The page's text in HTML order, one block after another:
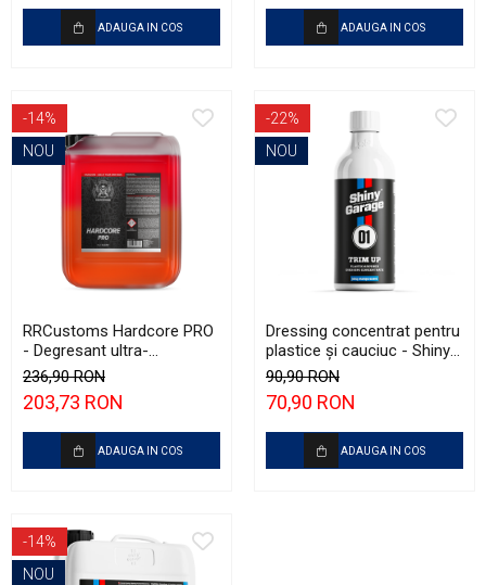
ADAUGA IN COS ADAUGA IN COS
-14%
NOU
RRCustoms Hardcore PRO
- Degresant ultra-
concentrat pentru motor și
șasiu (5L)
236,90 RON
203,73 RON
ADAUGA IN COS
-22%
NOU
Dressing concentrat pentru
plastice şi cauciuc - Shiny
Garage Trim Up (500ml)
90,90 RON
70,90 RON
ADAUGA IN COS
-14%
NOU